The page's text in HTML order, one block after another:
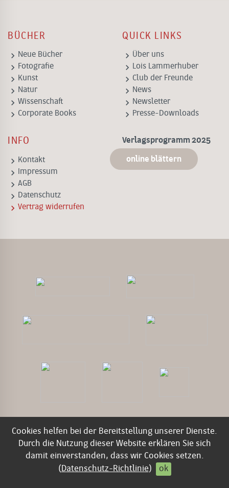
Cookies helfen bei der Bereitstellung unserer Dienste.
Durch die Nutzung dieser Website erklären Sie sich
damit einverstanden, dass wir Cookies setzen.
( Datenschutz-Richtlinie) ok
BÜCHER
keyboard_arrow_right Neue Bücher
keyboard_arrow_right Fotografie
keyboard_arrow_right Kunst
keyboard_arrow_right Natur
keyboard_arrow_right Wissenschaft
keyboard_arrow_right Corporate Books
QUICK LINKS
keyboard_arrow_right Über uns
keyboard_arrow_right Lois Lammerhuber
keyboard_arrow_right Club der Freunde
keyboard_arrow_right News
keyboard_arrow_right Newsletter
keyboard_arrow_right Presse-Downloads
INFO
keyboard_arrow_right Kontakt
keyboard_arrow_right Impressum
keyboard_arrow_right AGB
keyboard_arrow_right Datenschutz
keyboard_arrow_right Vertrag widerrufen
Verlagsprogramm 2025
online blättern
© 2026 Edition Lammerhuber